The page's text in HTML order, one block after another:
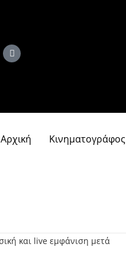
Αρχική Κινηματογράφος